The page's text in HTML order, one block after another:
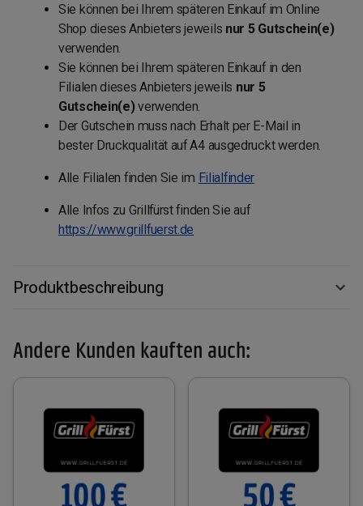
Sie können bei Ihrem späteren Einkauf im Online
Shop dieses Anbieters jeweils nur 5 Gutschein(e)
verwenden.
Sie können bei Ihrem späteren Einkauf in den
Filialen dieses Anbieters jeweils nur 5
Gutschein(e)verwenden.
Der Gutschein muss nach Erhalt per E-Mail in
bester Druckqualität auf A4 ausgedruckt werden.
Alle Filialen finden Sie im Filialfinder
Alle Infos zu Grillfürst finden Sie auf
https://www.grillfuerst.de
Produktbeschreibung
Andere Kunden kauften auch: